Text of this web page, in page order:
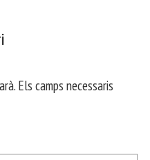
Els camps necessaris